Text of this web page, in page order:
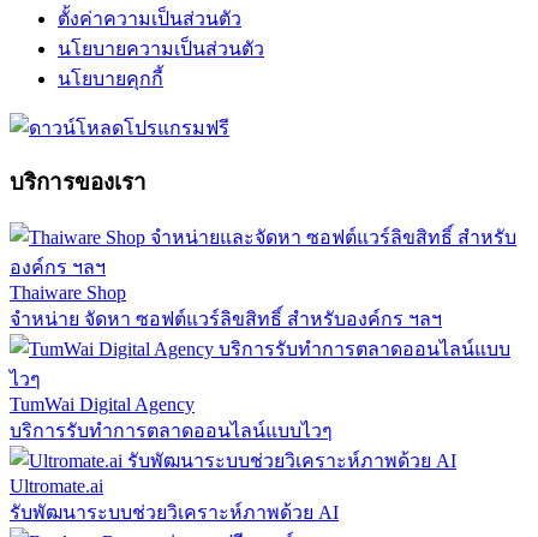
ตั้งค่าความเป็นส่วนตัว
นโยบายความเป็นส่วนตัว
นโยบายคุกกี้
บริการของเรา
Thaiware Shop
จำหน่าย จัดหา ซอฟต์แวร์ลิขสิทธิ์ สำหรับองค์กร ฯลฯ
TumWai Digital Agency
บริการรับทำการตลาดออนไลน์แบบไวๆ
Ultromate.ai
รับพัฒนาระบบช่วยวิเคราะห์ภาพด้วย AI